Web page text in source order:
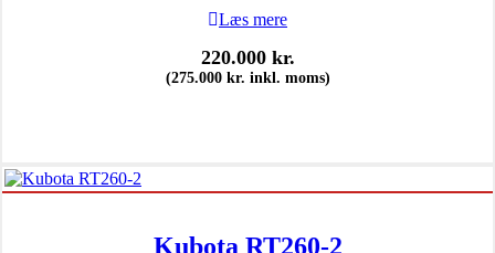
Læs mere
220.000 kr.
(275.000 kr. inkl. moms)
Kubota RT260-2